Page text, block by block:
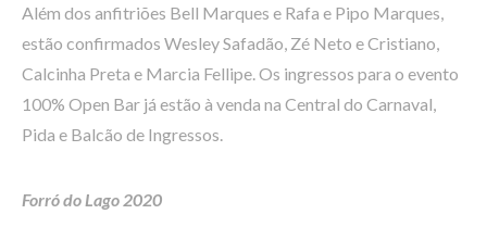
Além dos anfitriões Bell Marques e Rafa e Pipo Marques,
estão confirmados Wesley Safadão, Zé Neto e Cristiano,
Calcinha Preta e Marcia Fellipe. Os ingressos para o evento
100% Open Bar já estão à venda na Central do Carnaval,
Pida e Balcão de Ingressos.
Forró do Lago 2020